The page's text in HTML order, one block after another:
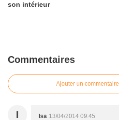
son intérieur
Commentaires
Ajouter un commentaire
I Isa 13/04/2014 09:45